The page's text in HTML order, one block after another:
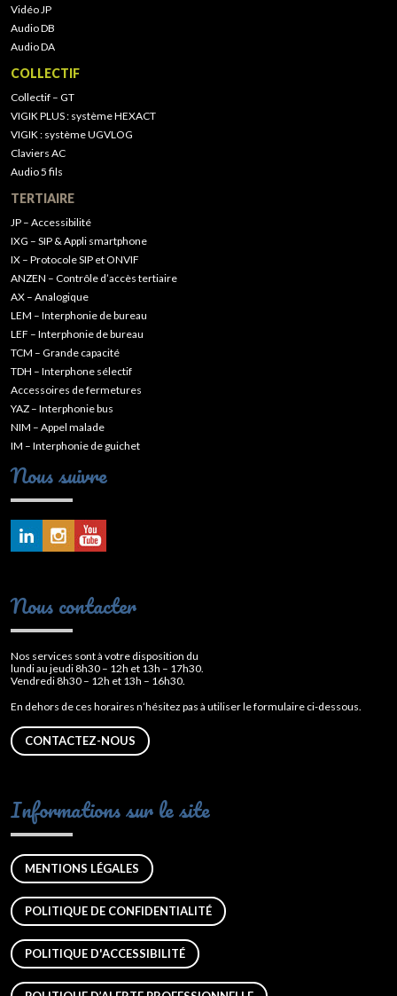
Vidéo JP
Audio DB
Audio DA
COLLECTIF
Collectif – GT
VIGIK PLUS : système HEXACT
VIGIK : système UGVLOG
Claviers AC
Audio 5 fils
TERTIAIRE
JP – Accessibilité
IXG – SIP & Appli smartphone
IX – Protocole SIP et ONVIF
ANZEN – Contrôle d’accès tertiaire
AX – Analogique
LEM – Interphonie de bureau
LEF – Interphonie de bureau
TCM – Grande capacité
TDH – Interphone sélectif
Accessoires de fermetures
YAZ – Interphonie bus
NIM – Appel malade
IM – Interphonie de guichet
Nous suivre
Nous contacter
Nos services sont à votre disposition du
lundi au jeudi 8h30 – 12h et 13h – 17h30.
Vendredi 8h30 – 12h et 13h – 16h30.
En dehors de ces horaires n’hésitez pas à utiliser le formulaire ci-dessous.
CONTACTEZ-NOUS
Informations sur le site
MENTIONS LÉGALES
POLITIQUE DE CONFIDENTIALITÉ
POLITIQUE D'ACCESSIBILITÉ